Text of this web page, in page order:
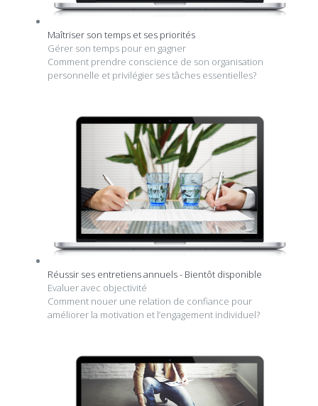
Maîtriser son temps et ses priorités
Gérer son temps pour en gagner
Comment prendre conscience de son organisation
personnelle et privilégier ses tâches essentielles?
Réussir ses entretiens annuels - Bientôt disponible
Evaluer avec objectivité
Comment nouer une relation de confiance pour
améliorer la motivation et l’engagement individuel?